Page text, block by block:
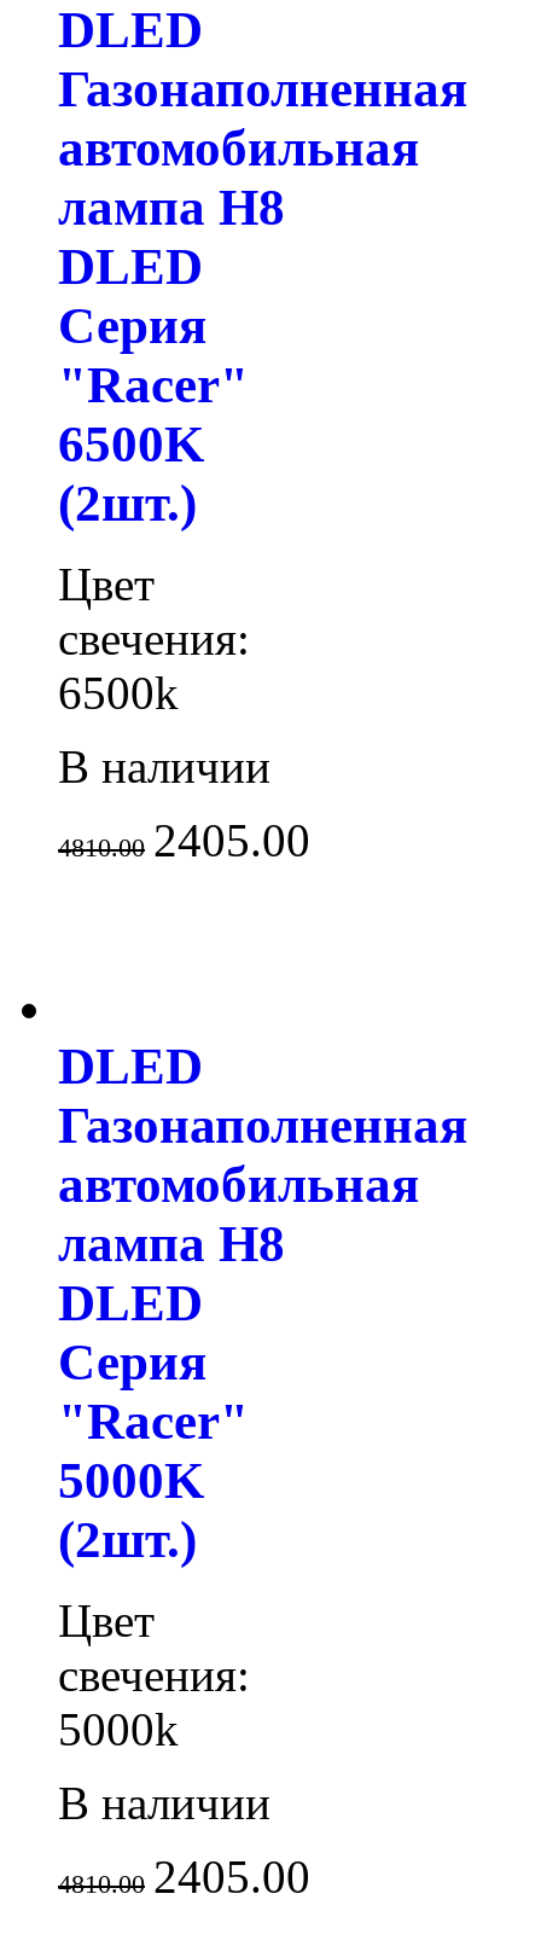
DLED
Газонаполненная
автомобильная
лампа H8
DLED
Серия
"Racer"
6500K
(2шт.)
Цвет
свечения:
6500k
В наличии
4810.00 2405.00
DLED
Газонаполненная
автомобильная
лампа H8
DLED
Серия
"Racer"
5000K
(2шт.)
Цвет
свечения:
5000k
В наличии
4810.00 2405.00